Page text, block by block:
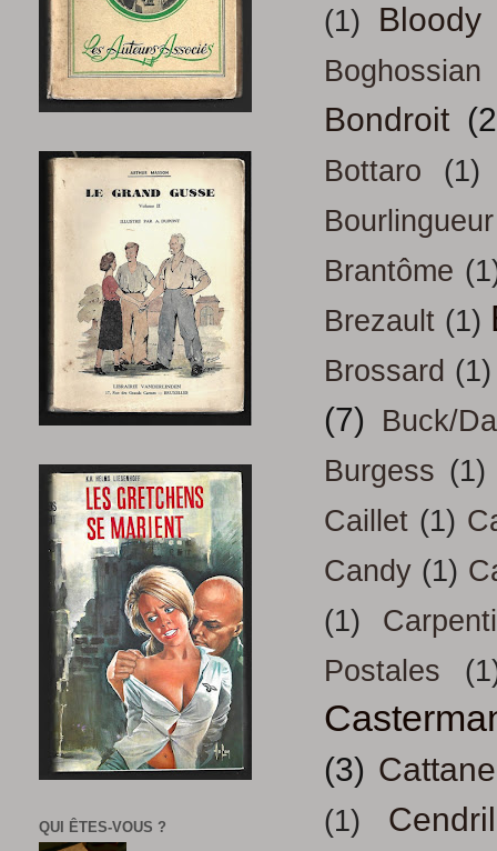
(1)
Bloody
Boghossian
Bondroit
Bottaro
(1)
Bourlingueur
Brantôme
Brezault (1)
Brossard (1)
(7)
Buck/
Burgess (1)
Caillet (1)
Candy (1)
(1)
Postales
(3)
(1)
QUI ÊTES-VOUS ?